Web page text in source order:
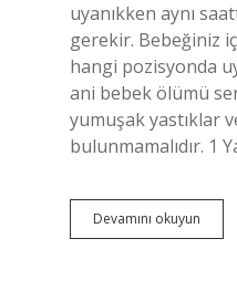
uyanıkken aynı
gerekir. Bebeğiniz
hangi pozisyonda
ani bebek ölümü
yumuşak yastıklar
bulunmamalıdır. 1
Devamını okuyun
En